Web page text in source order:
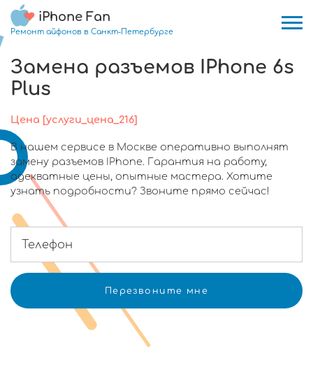
iPhone Fan
Ремонт айфонов в Санкт-Петербурге
Замена разъемов IPhone 6s
Plus
Цена [услуги_цена_216]
В нашем сервисе в Москве оперативно выполнят
замену разъемов IPhone. Гарантия на работу,
адекватные цены, опытные мастера. Хотите
узнать подробности? Звоните прямо сейчас!